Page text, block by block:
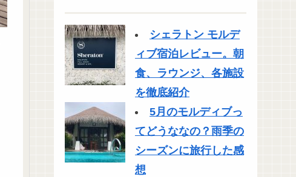
シェラトン モルデ
ィブ宿泊レビュー。朝
食、ラウンジ、各施設
を徹底紹介
5月のモルディブっ
てどうななの？雨季の
シーズンに旅行した感
想